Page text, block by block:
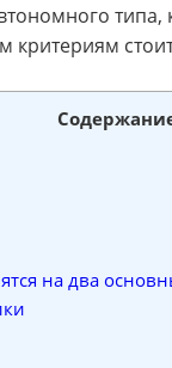
на два